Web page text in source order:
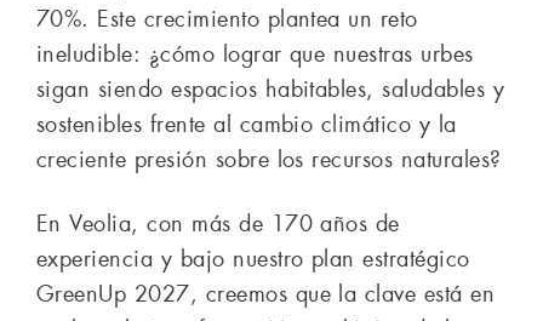
70%. Este crecimiento plantea un reto
ineludible: ¿cómo lograr que nuestras urbes
sigan siendo espacios habitables, saludables y
sostenibles frente al cambio climático y la
creciente presión sobre los recursos naturales?
En Veolia, con más de 170 años de
experiencia y bajo nuestro plan estratégico
GreenUp 2027, creemos que la clave está en